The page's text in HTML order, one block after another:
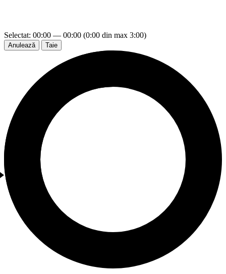
Selectat: 00:00 — 00:00 (0:00 din max 3:00)
Anulează Taie